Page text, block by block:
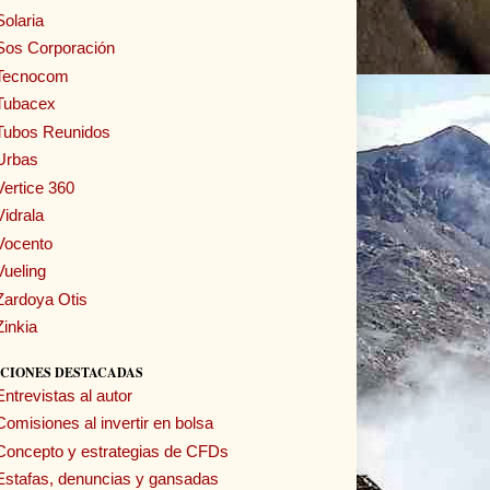
Corporación
Reunidos
360
Otis
DESTACADAS
al autor
al invertir en bolsa
y estrategias de CFDs
denuncias y gansadas